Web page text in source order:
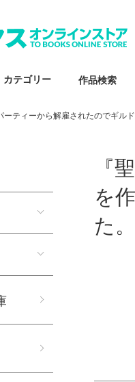
カテゴリー 作品検索
ーティーから解雇されたのでギル
『
を
た。